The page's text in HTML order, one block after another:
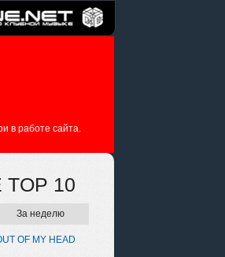
в работе сайта.
TOP 10
За неделю
OF MY HEAD